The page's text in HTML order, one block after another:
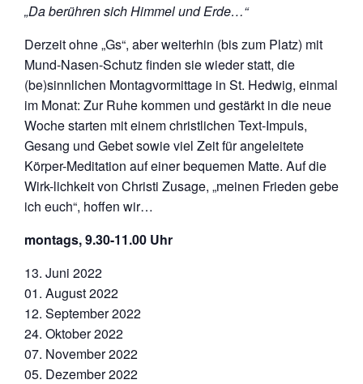
„Da berühren sich Himmel und Erde…“
Derzeit ohne „Gs“, aber weiterhin (bis zum Platz) mit
Mund-Nasen-Schutz finden sie wieder statt, die
(be)sinnlichen Montagvormittage in St. Hedwig, einmal
im Monat: Zur Ruhe kommen und gestärkt in die neue
Woche starten mit einem christlichen Text-Impuls,
Gesang und Gebet sowie viel Zeit für angeleitete
Körper-Meditation auf einer bequemen Matte. Auf die
Wirk-lichkeit von Christi Zusage, „meinen Frieden gebe
ich euch“, hoffen wir…
montags, 9.30-11.00 Uhr
13. Juni 2022
01. August 2022
12. September 2022
24. Oktober 2022
07. November 2022
05. Dezember 2022